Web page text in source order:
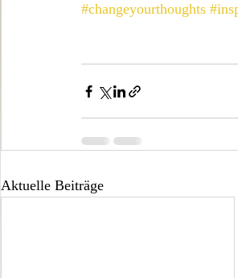
#changeyourthoughts
Aktuelle Beiträge